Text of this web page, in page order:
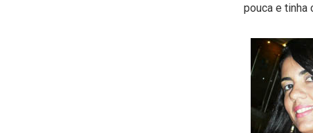
pouca e tinha